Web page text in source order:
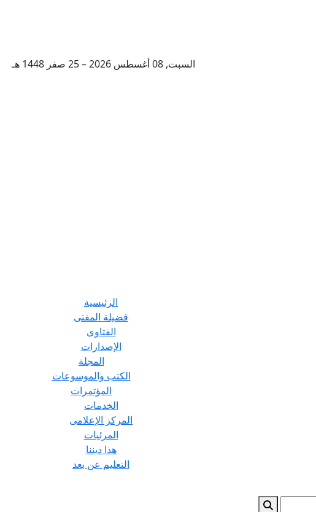
السبت, 08 أغسطس 2026 – 25 صفر 1448 هـ
الرئيسية
فضيلة المفتى
الفتاوى
الإصدارات
المجلة
الكتب والموسوعات
المؤتمرات
الخدمات
المركز الإعلامى
المرئيات
هذا ديننا
التعليم عن بعد